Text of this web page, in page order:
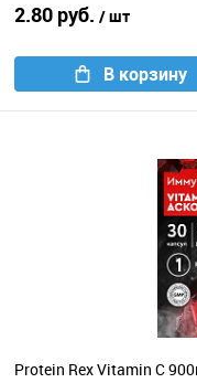
2.80 руб. / шт
В корзину
Protein Rex Vitamin C